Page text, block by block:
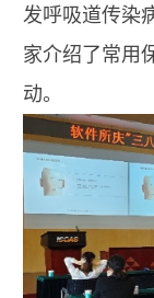
发呼吸道传染
家介绍了常用
动。